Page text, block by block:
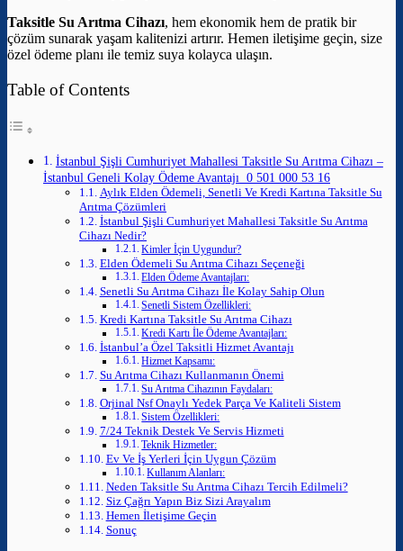
Taksitle Su Arıtma Cihazı, hem ekonomik hem de pratik bir
çözüm sunarak yaşam kalitenizi artırır. Hemen iletişime geçin, size
özel ödeme planı ile temiz suya kolayca ulaşın.
Table of Contents
İstanbul Şişli Cumhuriyet Mahallesi Taksitle Su Arıtma Cihazı –
İstanbul Geneli Kolay Ödeme Avantajı 0 501 000 53 16
Aylık Elden Ödemeli, Senetli Ve Kredi Kartına Taksitle Su
Arıtma Çözümleri
İstanbul Şişli Cumhuriyet Mahallesi Taksitle Su Arıtma
Cihazı Nedir?
Kimler İçin Uygundur?
Elden Ödemeli Su Arıtma Cihazı Seçeneği
Elden Ödeme Avantajları:
Senetli Su Arıtma Cihazı İle Kolay Sahip Olun
Senetli Sistem Özellikleri:
Kredi Kartına Taksitle Su Arıtma Cihazı
Kredi Kartı İle Ödeme Avantajları:
İstanbul’a Özel Taksitli Hizmet Avantajı
Hizmet Kapsamı:
Su Arıtma Cihazı Kullanmanın Önemi
Su Arıtma Cihazının Faydaları:
Orjinal Nsf Onaylı Yedek Parça Ve Kaliteli Sistem
Sistem Özellikleri:
7/24 Teknik Destek Ve Servis Hizmeti
Teknik Hizmetler:
Ev Ve İş Yerleri İçin Uygun Çözüm
Kullanım Alanları:
Neden Taksitle Su Arıtma Cihazı Tercih Edilmeli?
Siz Çağrı Yapın Biz Sizi Arayalım
Hemen İletişime Geçin
Sonuç